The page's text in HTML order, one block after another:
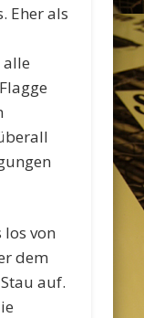
Eher als
von
dem
auf.